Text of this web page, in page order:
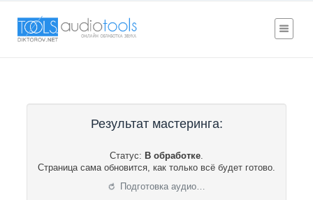
Результат мастеринга:
Статус: В обработке.
Страница сама обновится, как только всё будет готово.
⟳ Подготовка аудио…